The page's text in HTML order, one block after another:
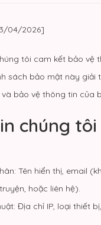
04/2026]
tôi cam kết bảo vệ
sách bảo mật này giải
bảo vệ thông tin của
chúng
Tên hiển thị, email
hoặc liên hệ).
Địa chỉ IP, loại thiết